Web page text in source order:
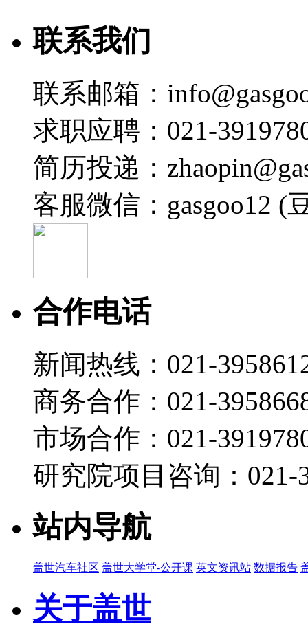
联系我们
联系邮箱：
求职应聘：021-
简历投递：
客服微信：gasgoo12 (
合作电话
新闻热线：021-
商务合作：021-
市场合作：021-
研究院项目咨询：021-
站内导航
盖世汽车社区 盖世大学堂-公开课 英文资讯站 数据报告
关于盖世